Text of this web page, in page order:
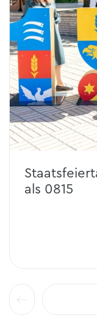
als 0815